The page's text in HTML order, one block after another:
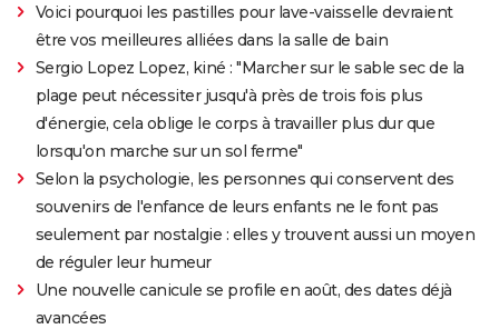
Voici pourquoi les pastilles pour lave-vaisselle devraient
être vos meilleures alliées dans la salle de bain
Sergio Lopez Lopez, kiné : "Marcher sur le sable sec de la
plage peut nécessiter jusqu'à près de trois fois plus
d'énergie, cela oblige le corps à travailler plus dur que
lorsqu'on marche sur un sol ferme"
Selon la psychologie, les personnes qui conservent des
souvenirs de l'enfance de leurs enfants ne le font pas
seulement par nostalgie : elles y trouvent aussi un moyen
de réguler leur humeur
Une nouvelle canicule se profile en août, des dates déjà
avancées